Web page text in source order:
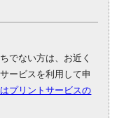
でない方は、お近く
ービスを利用して申
プリントサービスの